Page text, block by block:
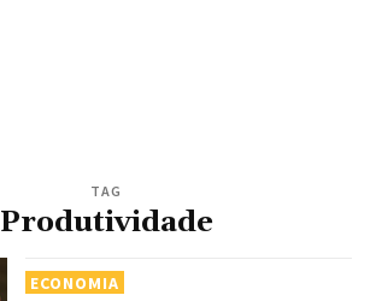
TAG
Produtividade
ECONOMIA